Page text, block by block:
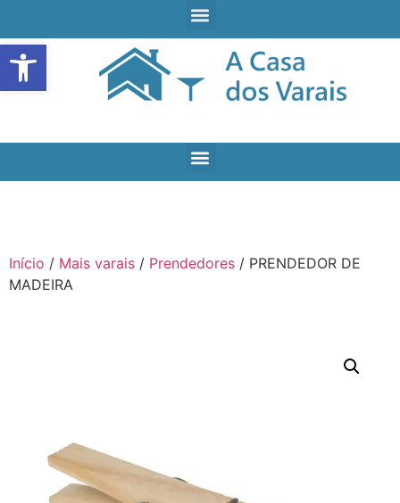
Open toolbar
Início / Mais varais / Prendedores / PRENDEDOR DE
MADEIRA